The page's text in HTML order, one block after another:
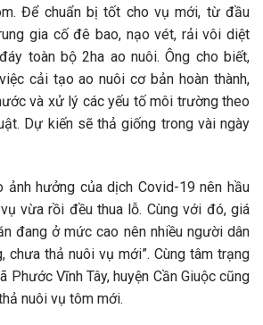
Để chuẩn bị tốt cho vụ mới, từ đầu
gia cố đê bao, nạo vét, rải vôi diệt
toàn bộ 2ha ao nuôi. Ông cho biết,
cải tạo ao nuôi cơ bản hoàn thành,
và xử lý các yếu tố môi trường theo
Dự kiến sẽ thả giống trong vài ngày
ảnh hưởng của dịch Covid-19 nên hầu
vừa rồi đều thua lỗ. Cùng với đó, giá
đang ở mức cao nên nhiều người dân
chưa thả nuôi vụ mới”. Cùng tâm trạng
Phước Vĩnh Tây, huyện Cần Giuộc cũng
nuôi vụ tôm mới.